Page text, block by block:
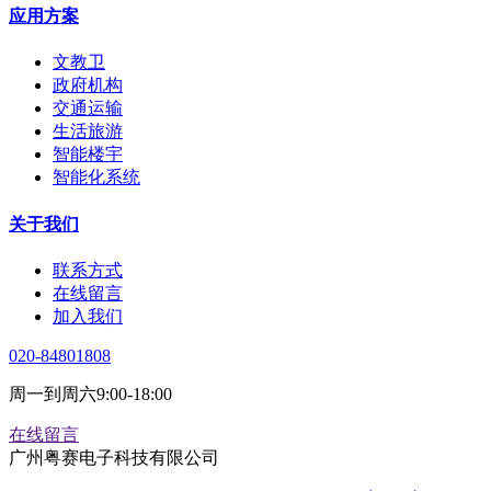
应用方案
文教卫
政府机构
交通运输
生活旅游
智能楼宇
智能化系统
关于我们
联系方式
在线留言
加入我们
020-84801808
周一到周六9:00-18:00
在线留言
广州粤赛电子科技有限公司